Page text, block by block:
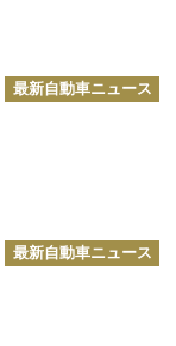
カ
テ
最新自動車ニュース
カ
テ
最新自動車ニュース